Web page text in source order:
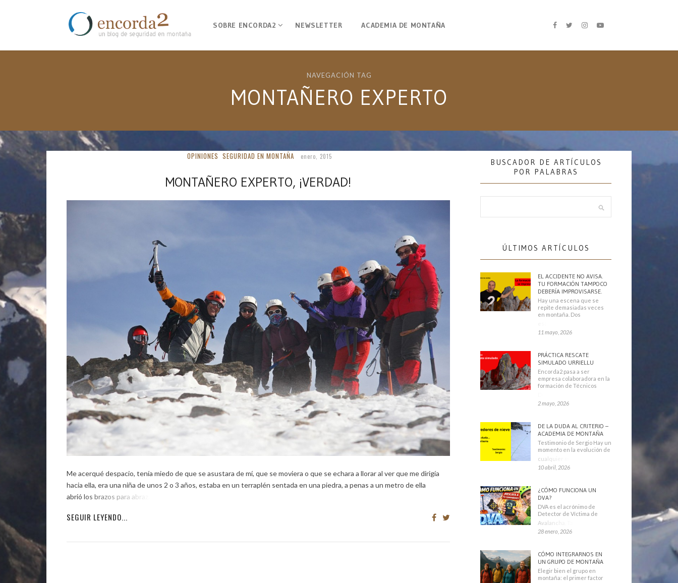
SOBRE ENCORDA2 NEWSLETTER ACADEMIA DE MONTAÑA
NAVEGACIÓN TAG
MONTAÑERO EXPERTO
OPINIONES SEGURIDAD EN MONTAÑA enero, 2015
MONTAÑERO EXPERTO, ¡VERDAD!
Me acerqué despacio, tenía miedo de que se asustara de mí, que se moviera o que se echara a llorar al ver que me dirigía
hacia ella, era una niña de unos 2 o 3 años, estaba en un terraplén sentada en una piedra, a penas a un metro de ella
abrió los brazos para abrazarse […]
SEGUIR LEYENDO...
BUSCADOR DE ARTÍCULOS
POR PALABRAS
ÚLTIMOS ARTÍCULOS
EL ACCIDENTE NO AVISA.
TU FORMACIÓN TAMPOCO
DEBERÍA IMPROVISARSE.
Hay una escena que se
repite demasiadas veces
en montaña. Dos
11 mayo, 2026
PRÁCTICA RESCATE
SIMULADO URRIELLU
Encorda2 pasa a ser
empresa colaboradora en la
formación de Técnicos
2 mayo, 2026
DE LA DUDA AL CRITERIO –
ACADEMIA DE MONTAÑA
Testimonio de Sergio Hay un
momento en la evolución de
cualquier montañero
10 abril, 2026
¿CÓMO FUNCIONA UN
DVA?
DVA es el acrónimo de
Detector de Víctima de
Avalancha. También se
28 enero, 2026
CÓMO INTEGRARNOS EN
UN GRUPO DE MONTAÑA
Elegir bien el grupo en
montaña: el primer factor